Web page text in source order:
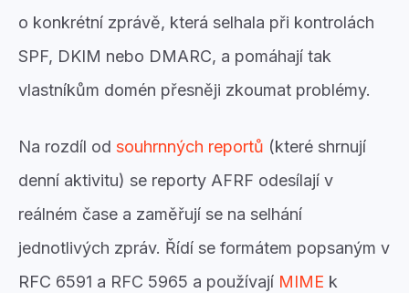
o konkrétní zprávě, která selhala při kontrolách
SPF, DKIM nebo DMARC, a pomáhají tak
vlastníkům domén přesněji zkoumat problémy.
Na rozdíl od souhrnných reportů (které shrnují
denní aktivitu) se reporty AFRF odesílají v
reálném čase a zaměřují se na selhání
jednotlivých zpráv. Řídí se formátem popsaným v
RFC 6591 a RFC 5965 a používají MIME k